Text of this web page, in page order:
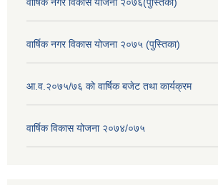
वार्षिक नगर विकास योजना २०७५ (पुस्तिका)
आ.व.२०७५/७६ को वार्षिक बजेट तथा कार्यक्रम
वार्षिक विकास योजना २०७४/०७५